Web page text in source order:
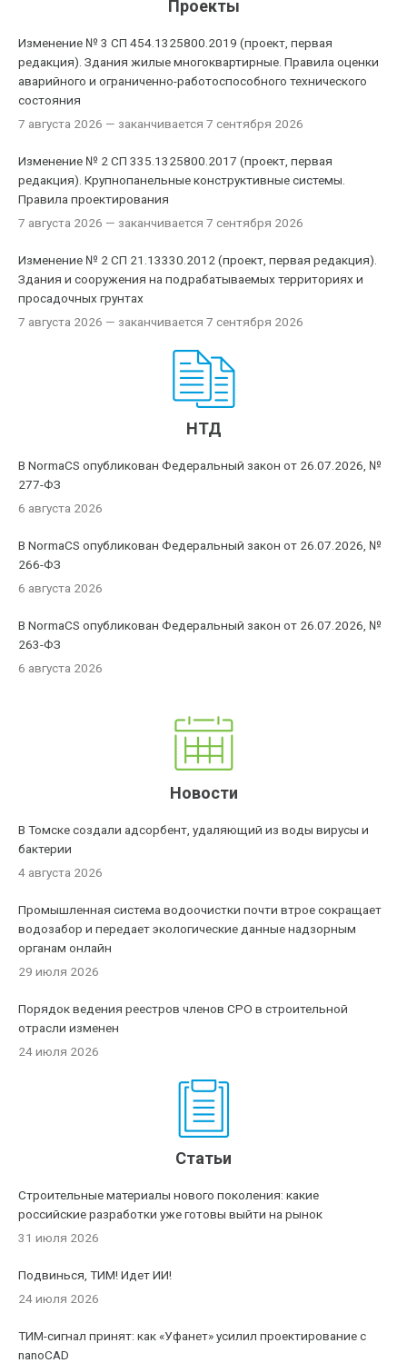
Проекты
Изменение № 3 СП 454.1325800.2019 (проект, первая
редакция). Здания жилые многоквартирные. Правила оценки
аварийного и ограниченно-работоспособного технического
состояния
7 августа 2026 — заканчивается 7 сентября 2026
Изменение № 2 СП 335.1325800.2017 (проект, первая
редакция). Крупнопанельные конструктивные системы.
Правила проектирования
7 августа 2026 — заканчивается 7 сентября 2026
Изменение № 2 СП 21.13330.2012 (проект, первая редакция).
Здания и сооружения на подрабатываемых территориях и
просадочных грунтах
7 августа 2026 — заканчивается 7 сентября 2026
НТД
В NormaCS опубликован Федеральный закон от 26.07.2026, №
277-ФЗ
6 августа 2026
В NormaCS опубликован Федеральный закон от 26.07.2026, №
266-ФЗ
6 августа 2026
В NormaCS опубликован Федеральный закон от 26.07.2026, №
263-ФЗ
6 августа 2026
Новости
В Томске создали адсорбент, удаляющий из воды вирусы и
бактерии
4 августа 2026
Промышленная система водоочистки почти втрое сокращает
водозабор и передает экологические данные надзорным
органам онлайн
29 июля 2026
Порядок ведения реестров членов СРО в строительной
отрасли изменен
24 июля 2026
Статьи
Строительные материалы нового поколения: какие
российские разработки уже готовы выйти на рынок
31 июля 2026
Подвинься, ТИМ! Идет ИИ!
24 июля 2026
ТИМ-сигнал принят: как «Уфанет» усилил проектирование с
nanoCAD